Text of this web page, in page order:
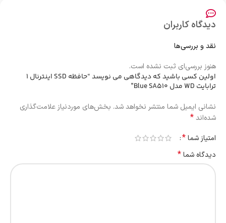
دیدگاه کاربران
نقد و بررسی‌ها
هنوز بررسی‌ای ثبت نشده است.
اولین کسی باشید که دیدگاهی می نویسد “حافظه SSD اینترنال 1
ترابایت WD مدل Blue SA510”
نشانی ایمیل شما منتشر نخواهد شد. بخش‌های موردنیاز علامت‌گذاری
شده‌اند*
امتیاز شما*
دیدگاه شما*